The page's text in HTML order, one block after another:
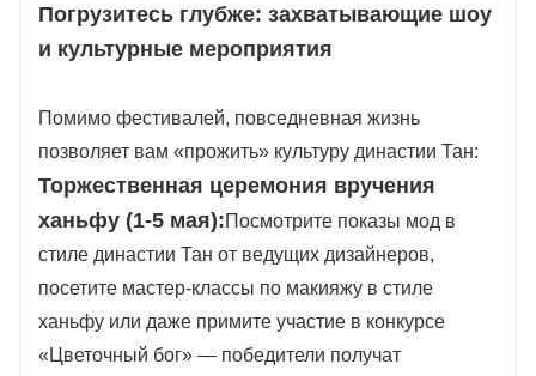
Погрузитесь глубже: захватывающие шоу
и культурные мероприятия
Помимо фестивалей, повседневная жизнь
позволяет вам «прожить» культуру династии Тан:
Торжественная церемония вручения
ханьфу (1-5 мая):Посмотрите показы мод в
стиле династии Тан от ведущих дизайнеров,
посетите мастер-классы по макияжу в стиле
ханьфу или даже примите участие в конкурсе
«Цветочный бог» — победители получат